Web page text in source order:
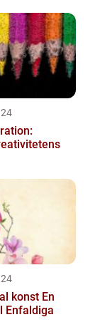
En
Enfaldiga